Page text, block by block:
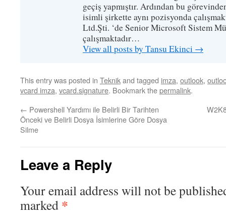
geçiş yapmıştır. Ardından bu
isimli şirkette aynı pozisyonda
Ltd.Şti. ‘de Senior Microsoft Sistem
çalışmaktadır…
View all posts by Tansu Ekinci →
This entry was posted in Teknikand tagged imza, outlook,
vcard imza, vcard.signature. Bookmark thepermalink.
← Powershell Yardımı ile Belirli Bir Tarihten
Önceki ve Belirli Dosya İsimlerine Göre Dosya
Silme
Leave a Reply
Your email address will not be
marked *